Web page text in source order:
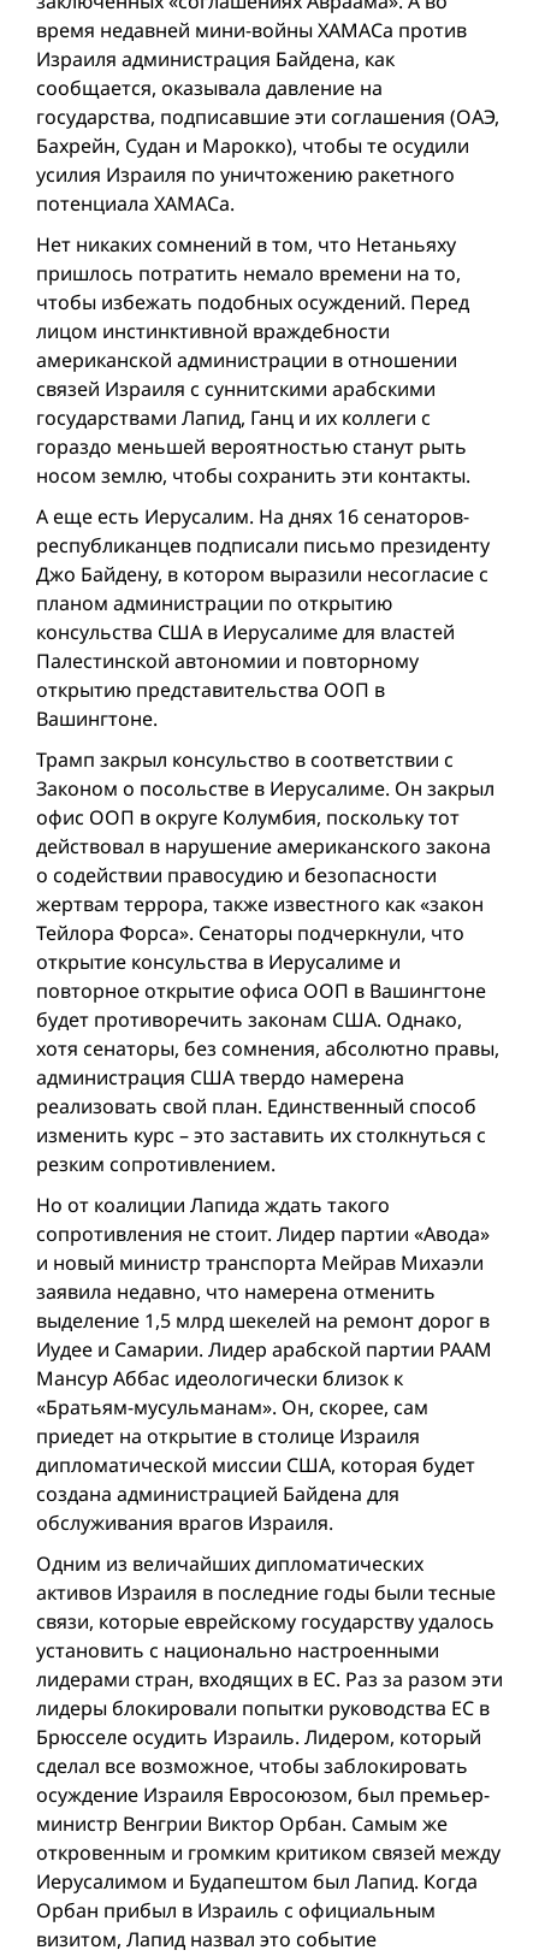
время недавней мини-войны ХАМАСа против
Израиля администрация Байдена, как
сообщается, оказывала давление на
государства, подписавшие эти соглашения (ОАЭ,
Бахрейн, Судан и Марокко), чтобы те осудили
усилия Израиля по уничтожению ракетного
потенциала ХАМАСа.
Нет никаких сомнений в том, что Нетаньяху
пришлось потратить немало времени на то,
чтобы избежать подобных осуждений. Перед
лицом инстинктивной враждебности
американской администрации в отношении
связей Израиля с суннитскими арабскими
государствами Лапид, Ганц и их коллеги с
гораздо меньшей вероятностью станут рыть
носом землю, чтобы сохранить эти контакты.
А еще есть Иерусалим. На днях 16 сенаторов-
республиканцев подписали письмо президенту
Джо Байдену, в котором выразили несогласие с
планом администрации по открытию
консульства США в Иерусалиме для властей
Палестинской автономии и повторному
открытию представительства ООП в
Вашингтоне.
Трамп закрыл консульство в соответствии с
Законом о посольстве в Иерусалиме. Он закрыл
офис ООП в округе Колумбия, поскольку тот
действовал в нарушение американского закона
о содействии правосудию и безопасности
жертвам террора, также известного как «закон
Тейлора Форса». Сенаторы подчеркнули, что
открытие консульства в Иерусалиме и
повторное открытие офиса ООП в Вашингтоне
будет противоречить законам США. Однако,
хотя сенаторы, без сомнения, абсолютно правы,
администрация США твердо намерена
реализовать свой план. Единственный способ
изменить курс – это заставить их столкнуться с
резким сопротивлением.
Но от коалиции Лапида ждать такого
сопротивления не стоит. Лидер партии «Авода»
и новый министр транспорта Мейрав Михаэли
заявила недавно, что намерена отменить
выделение 1,5 млрд шекелей на ремонт дорог в
Иудее и Самарии. Лидер арабской партии РААМ
Мансур Аббас идеологически близок к
«Братьям-мусульманам». Он, скорее, сам
приедет на открытие в столице Израиля
дипломатической миссии США, которая будет
создана администрацией Байдена для
обслуживания врагов Израиля.
Одним из величайших дипломатических
активов Израиля в последние годы были тесные
связи, которые еврейскому государству удалось
установить с национально настроенными
лидерами стран, входящих в ЕС. Раз за разом эти
лидеры блокировали попытки руководства ЕС в
Брюсселе осудить Израиль. Лидером, который
сделал все возможное, чтобы заблокировать
осуждение Израиля Евросоюзом, был премьер-
министр Венгрии Виктор Орбан. Самым же
откровенным и громким критиком связей между
Иерусалимом и Будапештом был Лапид. Когда
Орбан прибыл в Израиль с официальным
визитом, Лапид назвал это событие